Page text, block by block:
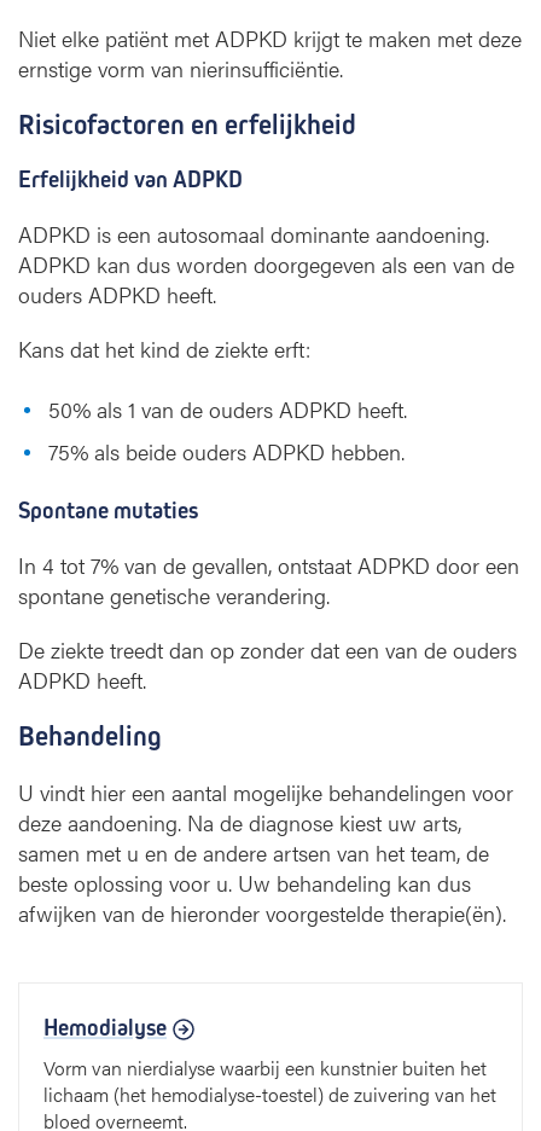
Niet elke patiënt met ADPKD krijgt te maken met deze
ernstige vorm van nierinsufficiëntie.
Risicofactoren en erfelijkheid
Erfelijkheid van ADPKD
ADPKD is een autosomaal dominante aandoening.
ADPKD kan dus worden doorgegeven als een van de
ouders ADPKD heeft.
Kans dat het kind de ziekte erft:
50% als 1 van de ouders ADPKD heeft.
75% als beide ouders ADPKD hebben.
Spontane mutaties
In 4 tot 7% van de gevallen, ontstaat ADPKD door een
spontane genetische verandering.
De ziekte treedt dan op zonder dat een van de ouders
ADPKD heeft.
Behandeling
U vindt hier een aantal mogelijke behandelingen voor
deze aandoening. Na de diagnose kiest uw arts,
samen met u en de andere artsen van het team, de
beste oplossing voor u. Uw behandeling kan dus
afwijken van de hieronder voorgestelde therapie(ën).
Hemodialyse
Vorm van nierdialyse waarbij een kunstnier buiten het
lichaam (het hemodialyse-toestel) de zuivering van het
bloed overneemt.